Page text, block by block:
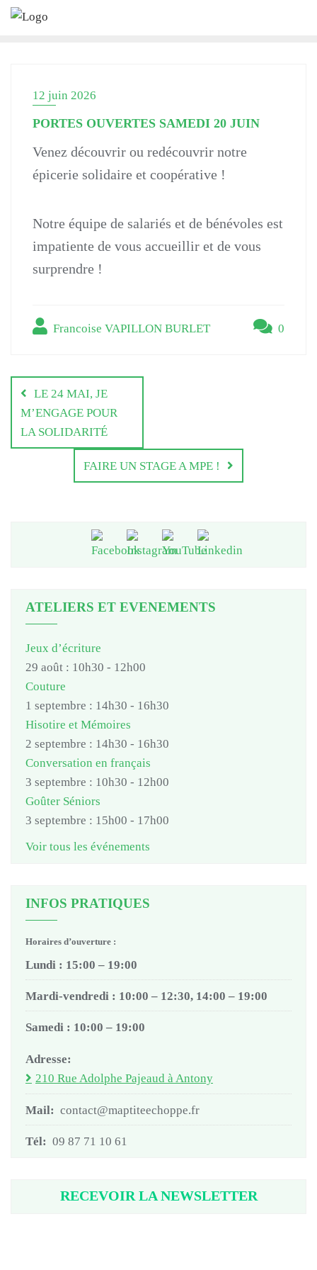
Skip
12 juin 2026
PORTES OUVERTES SAMEDI 20 JUIN
Venez découvrir ou redécouvrir notre
épicerie solidaire et coopérative !
Notre équipe de salariés et de bénévoles est
impatiente de vous accueillir et de vous
surprendre !
Francoise VAPILLON BURLET 0
de
l’article
LE 24 MAI, JE
M’ENGAGE POUR
LA SOLIDARITÉ
FAIRE UN STAGE A MPE !
ATELIERS ET EVENEMENTS
Jeux d’écriture
29 août : 10h30 - 12h00
Couture
1 septembre : 14h30 - 16h30
Hisotire et Mémoires
2 septembre : 14h30 - 16h30
Conversation en français
3 septembre : 10h30 - 12h00
Goûter Séniors
3 septembre : 15h00 - 17h00
Voir tous les événements
INFOS PRATIQUES
Horaires d’ouverture :
Lundi : 15:00 – 19:00
Mardi-vendredi : 10:00 – 12:30, 14:00 – 19:00
Samedi : 10:00 – 19:00
Adresse:
210 Rue Adolphe Pajeaud à Antony
Mail: contact@maptiteechoppe.fr
Tél: 09 87 71 10 61
RECEVOIR LA NEWSLETTER